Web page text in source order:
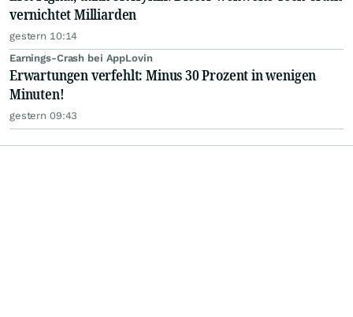
vernichtet Milliarden
gestern 10:14
Earnings-Crash bei AppLovin
Erwartungen verfehlt: Minus 30 Prozent in wenigen
Minuten!
gestern 09:43